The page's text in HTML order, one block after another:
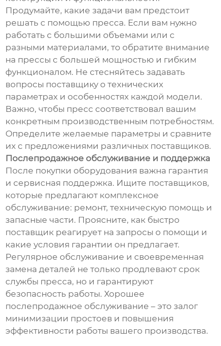
Продумайте, какие задачи вам предстоит
решать с помощью пресса. Если вам нужно
работать с большими объемами или с
разными материалами, то обратите внимание
на прессы с большей мощностью и гибким
функционалом. Не стесняйтесь задавать
вопросы поставщику о технических
параметрах и особенностях каждой модели.
Важно, чтобы пресс соответствовал вашим
конкретным производственным потребностям.
Определите желаемые параметры и сравните
их с предложениями различных поставщиков.
Послепродажное обслуживание и поддержка
После покупки оборудования важна гарантия
и сервисная поддержка. Ищите поставщиков,
которые предлагают комплексное
обслуживание: ремонт, техническую помощь и
запасные части. Проясните, как быстро
поставщик реагирует на запросы о помощи и
какие условия гарантии он предлагает.
Регулярное обслуживание и своевременная
замена деталей не только продлевают срок
службы пресса, но и гарантируют
безопасность работы. Хорошее
послепродажное обслуживание – это залог
минимизации простоев и повышения
эффективности работы вашего производства.